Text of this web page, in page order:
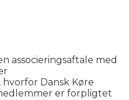
associeringsaftale med
Dansk Køre
er forpligtet